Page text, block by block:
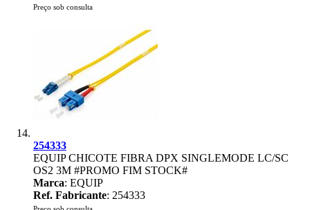
Preço sob consulta
254333
EQUIP CHICOTE FIBRA DPX SINGLEMODE LC/SC
OS2 3M #PROMO FIM STOCK#
Marca: EQUIP
Ref. Fabricante: 254333